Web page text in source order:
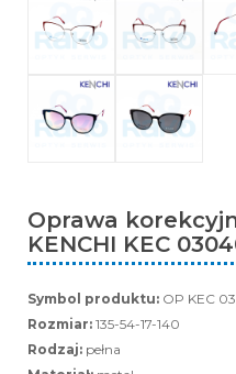
Oprawa
KENCHI KEC
Symbol produktu: OP KEC
Rozmiar: 135-54-17-140
Rodzaj: pełna